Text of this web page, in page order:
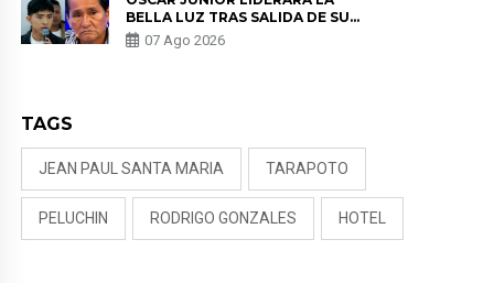
BELLA LUZ TRAS SALIDA DE SU
PADRE POR POLÉMICA CON
NALDY SALDAÑA
07 Ago 2026
TAGS
JEAN PAUL SANTA MARIA TARAPOTO
PELUCHIN RODRIGO GONZALES HOTEL